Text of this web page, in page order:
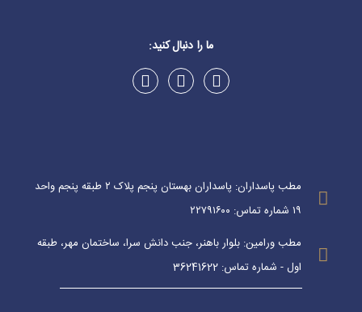
ما را دنبال کنید:
مطب پاسداران: پاسداران بهستان پنجم پلاک ۲ طبقه پنجم واحد
۱۹ شماره تماس: ۲۲۷۹۱۶۰۰
مطب ورامین: بلوار باهنر، جنب دانش سرا، ساختمان مهر، طبقه
اول - شماره تماس: 36241622